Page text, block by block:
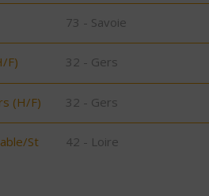
73 - Savoie
F) 32 - Gers
(H/F) 32 - Gers
St
42 - Loire